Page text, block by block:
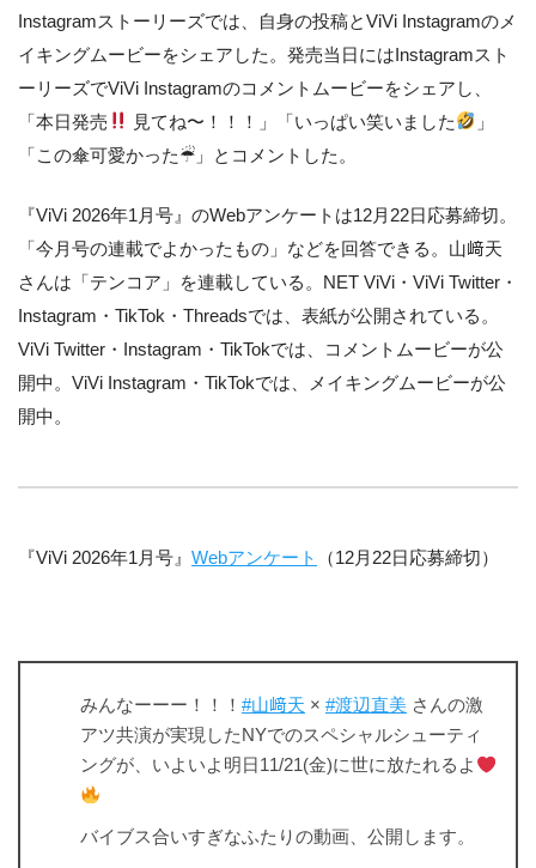
Instagramストーリーズでは、自身の投稿とViVi Instagramのメ
イキングムービーをシェアした。発売当日にはInstagramスト
ーリーズでViVi Instagramのコメントムービーをシェアし、
「本日発売
見てね〜！！！」「いっぱい笑いました
」
「この傘可愛かった☔︎」とコメントした。
『ViVi 2026年1月号』のWebアンケートは12月22日応募締切。
「今月号の連載でよかったもの」などを回答できる。山﨑天
さんは「テンコア」を連載している。NET ViVi・ViVi Twitter・
Instagram・TikTok・Threadsでは、表紙が公開されている。
ViVi Twitter・Instagram・TikTokでは、コメントムービーが公
開中。ViVi Instagram・TikTokでは、メイキングムービーが公
開中。
『ViVi 2026年1月号』 Webアンケート （12月22日応募締切）
みんなーーー！！！ #山﨑天 × #渡辺直美 さんの激
アツ共演が実現したNYでのスペシャルシューティ
ングが、いよいよ明日11/21(金)に世に放たれるよ
バイブス合いすぎなふたりの動画、公開します。